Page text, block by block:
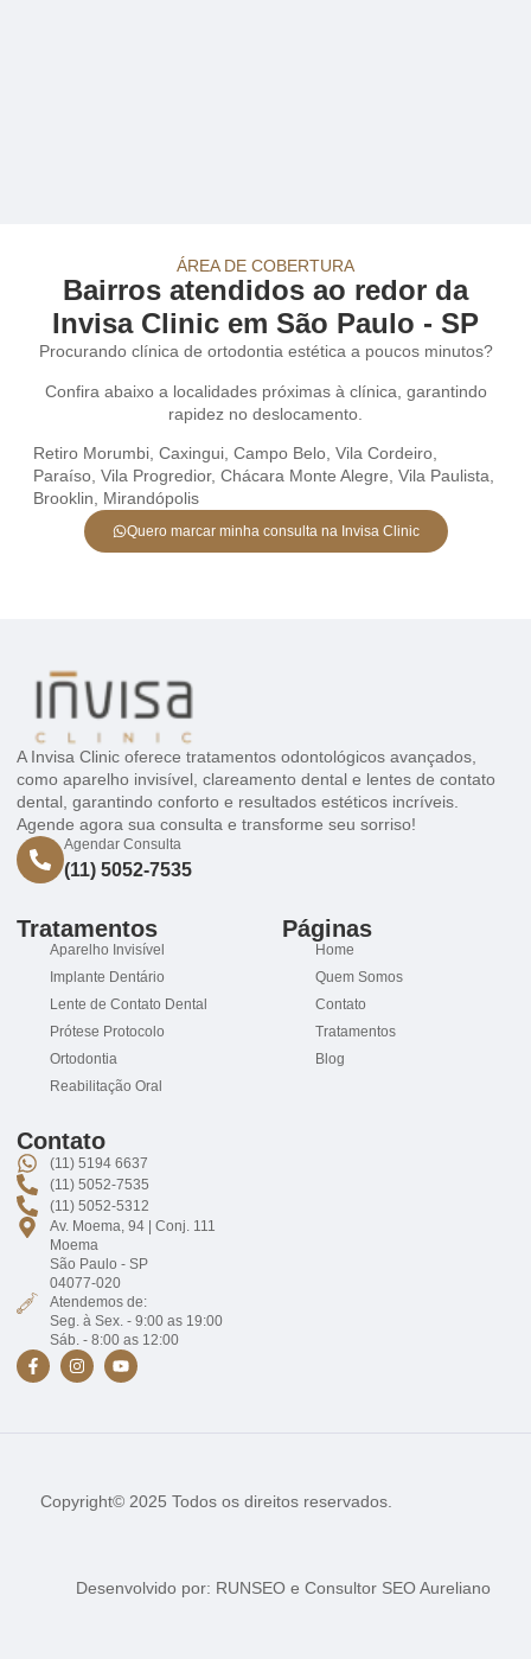
ÁREA DE COBERTURA
Bairros atendidos ao redor da
Invisa Clinic em São Paulo - SP
Procurando clínica de ortodontia estética a poucos minutos?
Confira abaixo a localidades próximas à clínica, garantindo
rapidez no deslocamento.
Retiro Morumbi Caxingui Campo Belo Vila Cordeiro
Paraíso Vila Progredior, Chácara Monte Alegre Vila Paulista
Brooklin
Mirandópolis
Quero marcar minha consulta na Invisa Clinic
A Invisa Clinic oferece tratamentos odontológicos avançados,
como aparelho invisível, clareamento dental e lentes de contato
dental, garantindo conforto e resultados estéticos incríveis.
Agende agora sua consulta e transforme seu sorriso!
Agendar Consulta
(11) 5052-7535
Tratamentos
Aparelho Invisível
Implante Dentário
Lente de Contato Dental
Prótese Protocolo
Ortodontia
Reabilitação Oral
Páginas
Home
Quem Somos
Contato
Tratamentos
Blog
Contato
(11) 5194 6637
(11) 5052-7535
(11) 5052-5312
Av. Moema, 94 | Conj. 111
Moema
São Paulo - SP
04077-020
Atendemos de:
Seg. à Sex. - 9:00 as 19:00
Sáb. - 8:00 as 12:00
Copyright© 2025 Todos os direitos reservados.
Desenvolvido por: RUNSEO e Consultor SEO Aureliano